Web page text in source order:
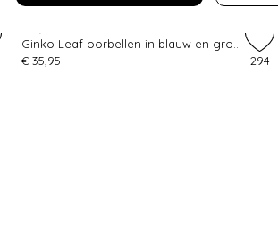
LOVELY
Ginko Leaf oorbellen in blauw en groen
€ 35,95
294